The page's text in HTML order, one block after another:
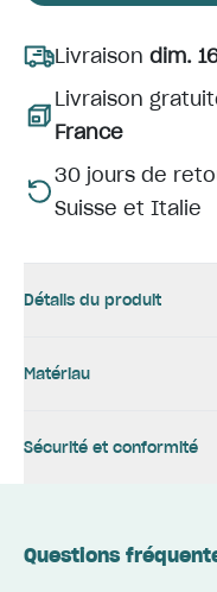
Livraison dim.
Livraison
France
30 jours de
Suisse et Italie
Détails du produit
Matériau
Sécurité et conformité
Questions